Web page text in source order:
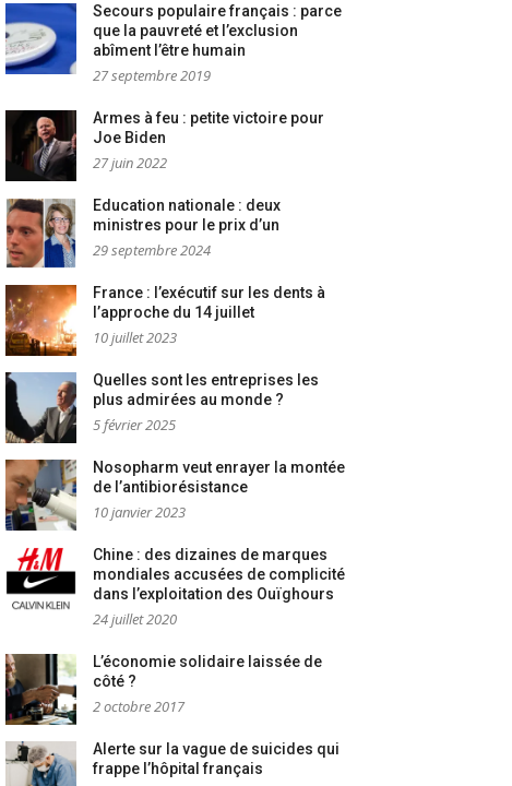
Secours populaire français : parce
que la pauvreté et l’exclusion
abîment l’être humain
27 septembre 2019
Armes à feu : petite victoire pour
Joe Biden
27 juin 2022
Education nationale : deux
ministres pour le prix d’un
29 septembre 2024
France : l’exécutif sur les dents à
l’approche du 14 juillet
10 juillet 2023
Quelles sont les entreprises les
plus admirées au monde ?
5 février 2025
Nosopharm veut enrayer la montée
de l’antibiorésistance
10 janvier 2023
Chine : des dizaines de marques
mondiales accusées de complicité
dans l’exploitation des Ouïghours
24 juillet 2020
L’économie solidaire laissée de
côté ?
2 octobre 2017
Alerte sur la vague de suicides qui
frappe l’hôpital français